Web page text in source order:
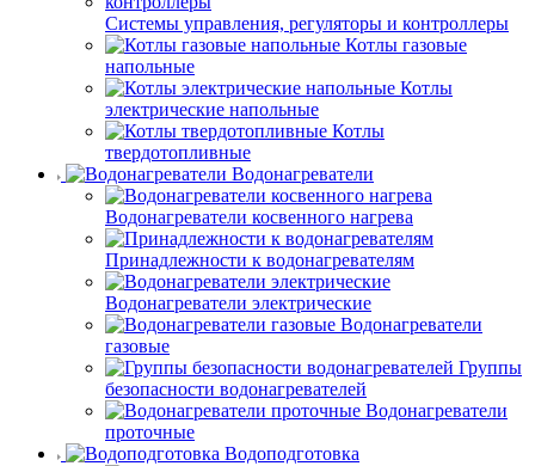
Системы управления, регуляторы и контроллеры
Котлы газовые
напольные
Котлы
электрические напольные
Котлы
твердотопливные
Водонагреватели
Водонагреватели косвенного нагрева
Принадлежности к водонагревателям
Водонагреватели электрические
Водонагреватели
газовые
Группы
безопасности водонагревателей
Водонагреватели
проточные
Водоподготовка